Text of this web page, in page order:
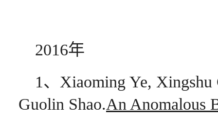
2016年
1、Xiaoming Ye, Xingshu
Guolin Shao.An Anomalous